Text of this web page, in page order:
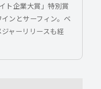
ト企業大賞」特別賞
ンとサーフィン。ベ
ャーリリースも経